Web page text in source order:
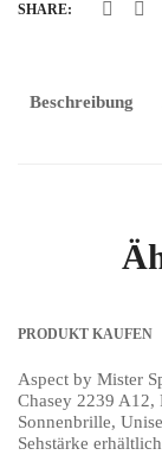
SHARE:
Beschreibung
PRODUKT KAUFEN
Aspect by Mister
Chasey 2239 A12,
Sonnenbrille,
Sehstärke erhältlich